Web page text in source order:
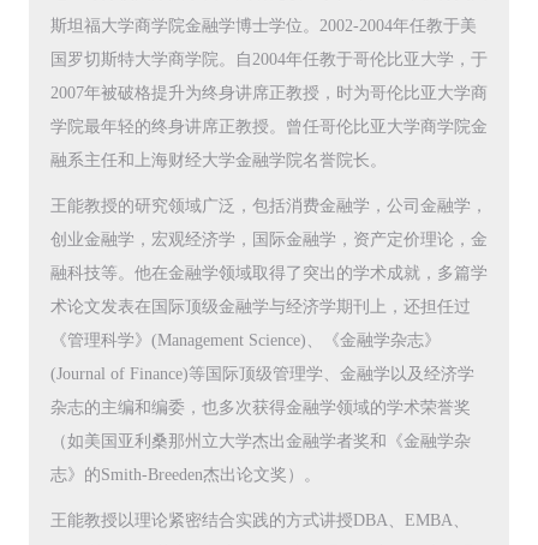
斯坦福大学商学院金融学博士学位。2002-2004年任教于美
国罗切斯特大学商学院。自2004年任教于哥伦比亚大学，于
2007年被破格提升为终身讲席正教授，时为哥伦比亚大学商
学院最年轻的终身讲席正教授。曾任哥伦比亚大学商学院金
融系主任和上海财经大学金融学院名誉院长。
王能教授的研究领域广泛，包括消费金融学，公司金融学，
创业金融学，宏观经济学，国际金融学，资产定价理论，金
融科技等。他在金融学领域取得了突出的学术成就，多篇学
术论文发表在国际顶级金融学与经济学期刊上，还担任过
《管理科学》(Management Science)、《金融学杂志》
(Journal of Finance)等国际顶级管理学、金融学以及经济学
杂志的主编和编委，也多次获得金融学领域的学术荣誉奖
（如美国亚利桑那州立大学杰出金融学者奖和《金融学杂
志》的Smith-Breeden杰出论文奖）。
王能教授以理论紧密结合实践的方式讲授DBA、EMBA、